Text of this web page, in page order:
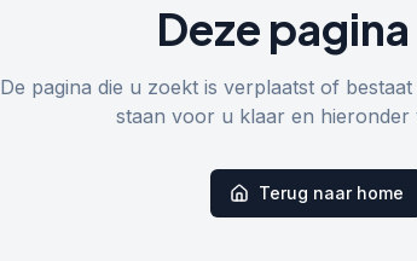
Deze
De pagina die u zoekt is verplaatst of
staan voor u klaar en hieronder
Terug naar home